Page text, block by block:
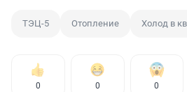
ТЭЦ-5 Отопление Холод в
0 0 0